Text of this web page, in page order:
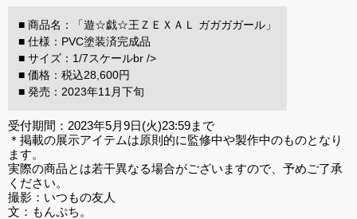
■ 商品名：「遊☆戯☆王ＺＥＸＡＬ ガガガガール」
■ 仕様：PVC塗装済完成品
■ サイズ：1/7スケールbr />
■ 価格：税込28,600円
■ 発売：2023年11月下旬
受付期間：2023年5月9日(火)23:59まで
＊掲載の展示アイテムは原則的に監修中や製作中のものとなり
ます。
実際の商品とは若干異なる場合がございますので、予めご了承
ください。
撮影：いつもの友人
文：もんぷち。